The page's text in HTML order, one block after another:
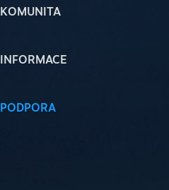
KOMUNITA
INFORMACE
PODPORA